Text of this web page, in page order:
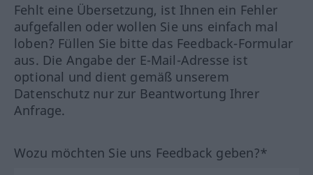
Fehlt eine Übersetzung, ist Ihnen ein Fehler
aufgefallen oder wollen Sie uns einfach mal
loben? Füllen Sie bitte das Feedback-Formular
aus. Die Angabe der E-Mail-Adresse ist
optional und dient gemäß unserem
Datenschutz nur zur Beantwortung Ihrer
Anfrage.
Wozu möchten Sie uns Feedback geben?*